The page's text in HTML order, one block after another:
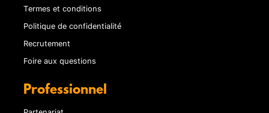
Termes et conditions
Politique de confidentialité
Recrutement
Foire aux questions
Professionnel